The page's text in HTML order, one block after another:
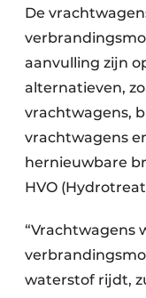
De
aanvulling zijn
alternatieven,
vrachtwagens,
vrachtwagens
hernieuwbare
HVO
“Vrachtwagens
waterstof rijdt,